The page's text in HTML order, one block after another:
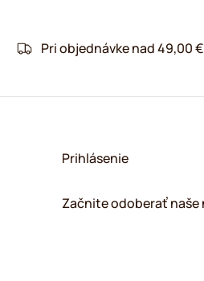
Pri objednávke nad 49,00
Prihlásenie
Začnite odoberať naše